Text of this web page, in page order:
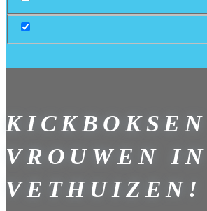
VROUWEN IN
VETHUIZEN!